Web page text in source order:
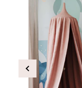
Previous